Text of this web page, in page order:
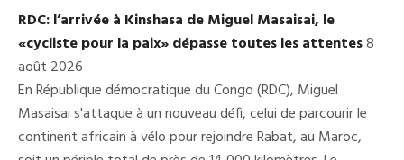
RDC: l’arrivée à Kinshasa de Miguel Masaisai, le
«cycliste pour la paix» dépasse toutes les attentes8
août 2026
En République démocratique du Congo (RDC), Miguel
Masaisai s'attaque à un nouveau défi, celui de parcourir le
continent africain à vélo pour rejoindre Rabat, au Maroc,